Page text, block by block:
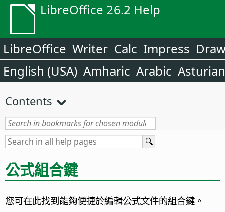
LibreOffice 26.2 Help
LibreOffice Writer Calc Impress
English (USA) Amharic Arabic Asturian
Contents
公式組合鍵
您可在此找到能夠便捷於編輯公式文件的組合鍵。